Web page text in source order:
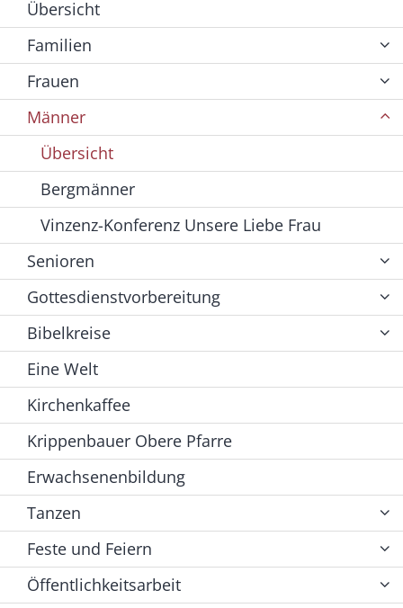
Übersicht
Familien
Frauen
Männer
Übersicht
Bergmänner
Vinzenz-Konferenz Unsere Liebe Frau
Senioren
Gottesdienstvorbereitung
Bibelkreise
Eine Welt
Kirchenkaffee
Krippenbauer Obere Pfarre
Erwachsenenbildung
Tanzen
Feste und Feiern
Öffentlichkeitsarbeit